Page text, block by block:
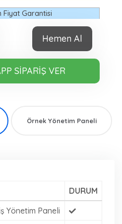
Fiyat Garantisi
Hemen Al
SİPARİŞ VER
Örnek Yönetim Paneli
DURUM
Yönetim Paneli